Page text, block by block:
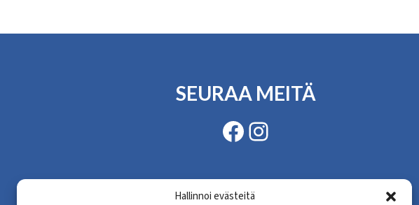
Hallinnoi evästeitä
SEURAA MEITÄ
Facebook
Instagram